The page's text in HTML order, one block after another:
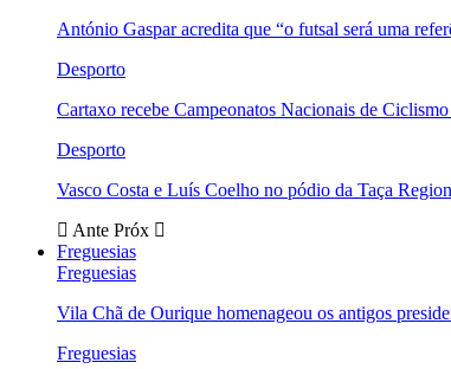
António Gaspar acredita que “o futsal será uma
Desporto
Cartaxo recebe Campeonatos Nacionais de
Desporto
Vasco Costa e Luís Coelho no pódio da Taça
Ante Próx
Freguesias
Freguesias
Vila Chã de Ourique homenageou os antigos
Freguesias